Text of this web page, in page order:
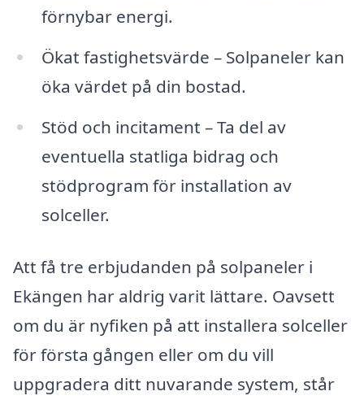
förnybar energi.
Ökat fastighetsvärde – Solpaneler kan
öka värdet på din bostad.
Stöd och incitament – Ta del av
eventuella statliga bidrag och
stödprogram för installation av
solceller.
Att få tre erbjudanden på solpaneler i
Ekängen har aldrig varit lättare. Oavsett
om du är nyfiken på att installera solceller
för första gången eller om du vill
uppgradera ditt nuvarande system, står